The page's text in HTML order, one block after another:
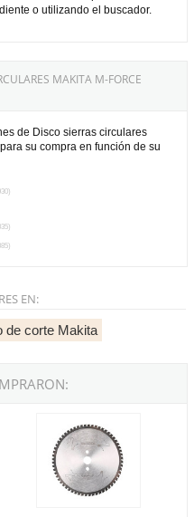
o utilizando el buscador.
MAKITA M-FORCE
de Disco sierras circulares
su compra en función de su
EN:
de corte Makita
Standard - 165x20mm